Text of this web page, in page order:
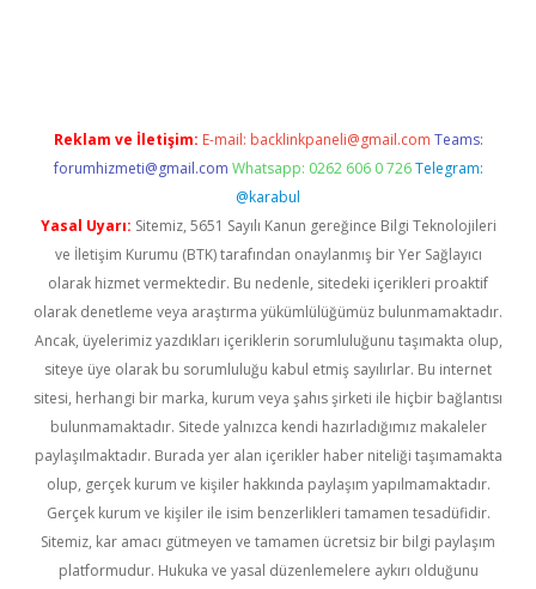
Reklam ve İletişim: E-mail: backlinkpaneli@gmail.com Teams:
forumhizmeti@gmail.com Whatsapp: 0262 606 0 726 Telegram:
@karabul
Yasal Uyarı: Sitemiz, 5651 Sayılı Kanun gereğince Bilgi Teknolojileri
ve İletişim Kurumu (BTK) tarafından onaylanmış bir Yer Sağlayıcı
olarak hizmet vermektedir. Bu nedenle, sitedeki içerikleri proaktif
olarak denetleme veya araştırma yükümlülüğümüz bulunmamaktadır.
Ancak, üyelerimiz yazdıkları içeriklerin sorumluluğunu taşımakta olup,
siteye üye olarak bu sorumluluğu kabul etmiş sayılırlar. Bu internet
sitesi, herhangi bir marka, kurum veya şahıs şirketi ile hiçbir bağlantısı
bulunmamaktadır. Sitede yalnızca kendi hazırladığımız makaleler
paylaşılmaktadır. Burada yer alan içerikler haber niteliği taşımamakta
olup, gerçek kurum ve kişiler hakkında paylaşım yapılmamaktadır.
Gerçek kurum ve kişiler ile isim benzerlikleri tamamen tesadüfidir.
Sitemiz, kar amacı gütmeyen ve tamamen ücretsiz bir bilgi paylaşım
platformudur. Hukuka ve yasal düzenlemelere aykırı olduğunu